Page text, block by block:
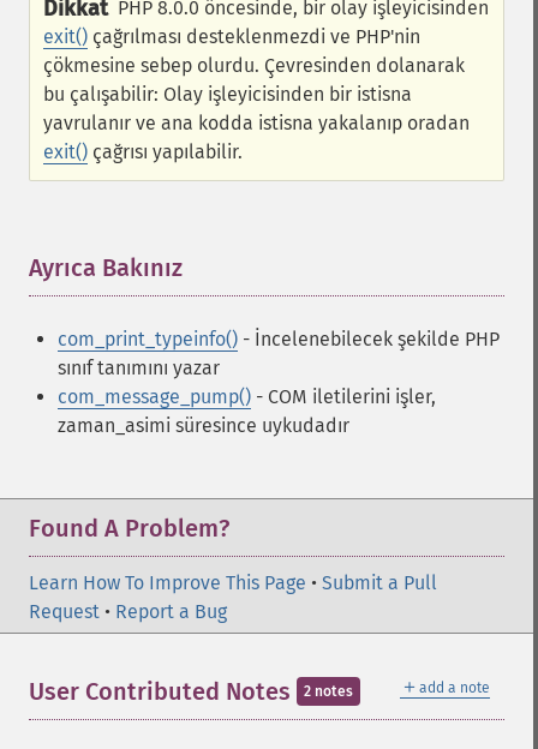
Dikkat PHP 8.0.0 öncesinde, bir olay işleyicisinden
exit() çağrılması desteklenmezdi ve PHP'nin
çökmesine sebep olurdu. Çevresinden dolanarak
bu çalışabilir: Olay işleyicisinden bir istisna
yavrulanır ve ana kodda istisna yakalanıp oradan
exit() çağrısı yapılabilir.
Ayrıca Bakınız
com_print_typeinfo() - İncelenebilecek şekilde PHP
sınıf tanımını yazar
com_message_pump() - COM iletilerini işler,
zaman_asimi süresince uykudadır
Found A Problem?
Learn How To Improve This Page • Submit a Pull
Request • Report a Bug
＋ add a note
User Contributed Notes 2 notes